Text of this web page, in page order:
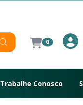
0
Trabalhe Conosco